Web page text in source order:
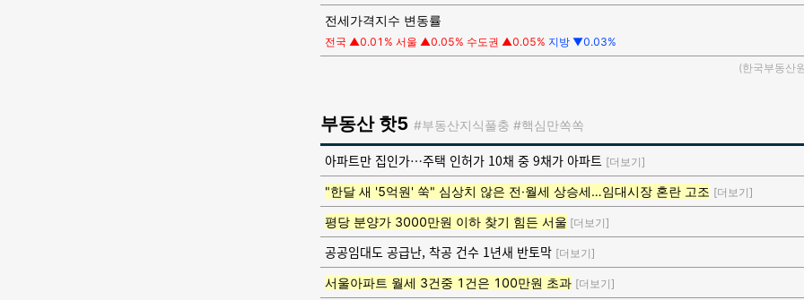
전세가격지수 변동률
전국 ▲0.01% 서울 ▲0.05% 수도권 ▲0.05% 지방 ▼0.03%
(한국부동산
부동산 핫5 #부동산지식풀충 #핵심만쏙쏙
아파트만 집인가…주택 인허가 10채 중 9채가 아파트 [더보기]
"한달 새 '5억원' 쑥" 심상치 않은 전·월세 상승세…임대시장 혼란 고조 [더보기]
평당 분양가 3000만원 이하 찾기 힘든 서울 [더보기]
공공임대도 공급난, 착공 건수 1년새 반토막 [더보기]
서울아파트 월세 3건중 1건은 100만원 초과 [더보기]